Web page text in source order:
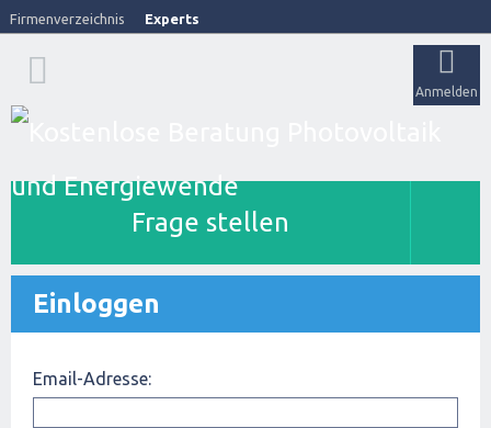
Firmenverzeichnis Experts
Anmelden
Frage stellen
Einloggen
Email-Adresse: